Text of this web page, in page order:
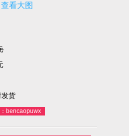
查看大图
发货
bencaopuwx